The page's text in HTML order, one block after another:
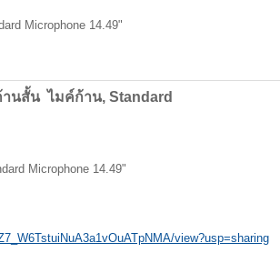
Microphone 14.49"
านสั้นไมค์ก้าน, Standard
Microphone 14.49"
view?usp=sharing